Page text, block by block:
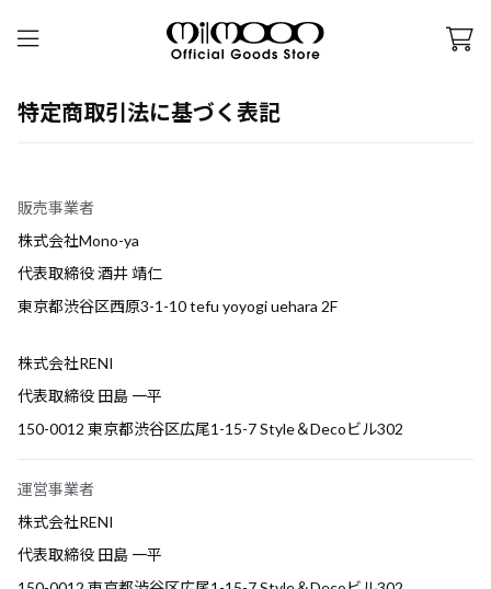
特定商取引法に基づく表記
販売事業者
株式会社Mono-ya
代表取締役 酒井 靖仁
東京都渋谷区西原3-1-10 tefu yoyogi uehara 2F
株式会社RENI
代表取締役 田島 一平
150-0012 東京都渋谷区広尾1-15-7 Style＆Decoビル302
運営事業者
株式会社RENI
代表取締役 田島 一平